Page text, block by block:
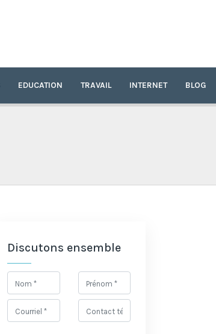
EDUCATION TRAVAIL INTERNET BLOG
Discutons ensemble